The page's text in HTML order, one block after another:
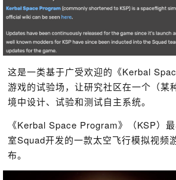
这是一类基于广受欢迎的《Kerbal
游戏的试验场，让研究社区在一个（某
境中设计、试验和测试自主系统。
《Kerbal Space Program》（KSP）
室Squad开发的一款太空飞行模拟视频
布。